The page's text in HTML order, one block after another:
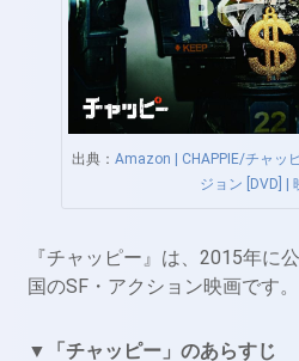
出典： Amazon | CHAPPIE/チャッ
ジョン [DVD] |
『チャッピー』は、2015年に
国のSF・アクション映画です。
▼「チャッピー」のあらすじ